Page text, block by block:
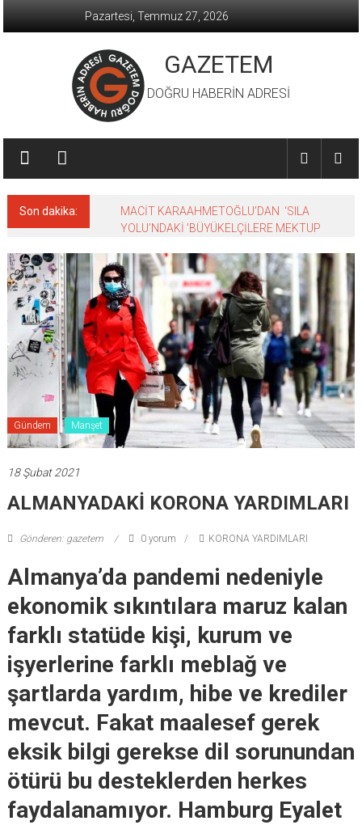
Pazartesi, Temmuz 27, 2026
GAZETEM
DOĞRU HABERİN ADRESİ
Son dakika:
MACİT KARAAHMETOĞLU’DAN ‘SILA
YOLU’NDAKİ ’BÜYÜKELÇİLERE MEKTUP
Gündem Manşet
18 Şubat 2021
ALMANYADAKİ KORONA YARDIMLARI
Gönderen: gazetem 0 yorum KORONA YARDIMLARI
Almanya’da pandemi nedeniyle
ekonomik sıkıntılara maruz kalan
farklı statüde kişi, kurum ve
işyerlerine farklı meblağ ve
şartlarda yardım, hibe ve krediler
mevcut. Fakat maalesef gerek
eksik bilgi gerekse dil sorunundan
ötürü bu desteklerden herkes
faydalanamıyor. Hamburg Eyalet